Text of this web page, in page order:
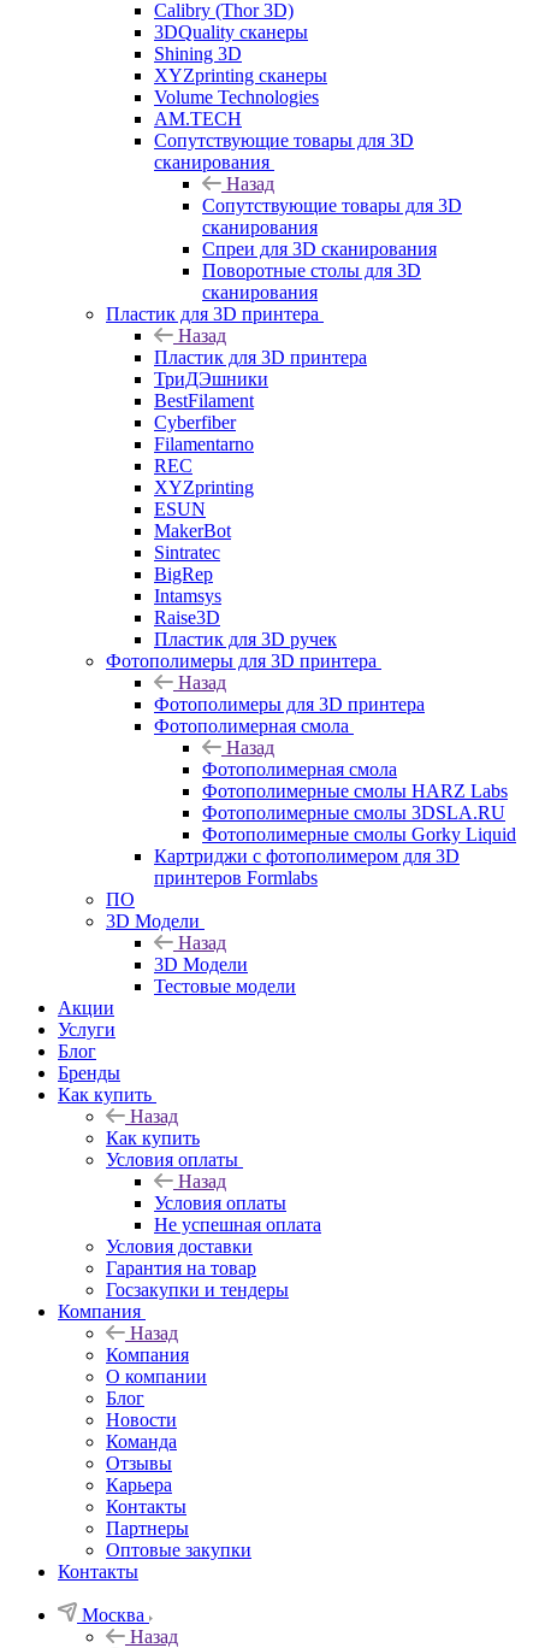
Calibry (Thor 3D)
3DQuality сканеры
Shining 3D
XYZprinting сканеры
Volume Technologies
AM.TECH
Сопутствующие товары для 3D
сканирования
Назад
Сопутствующие товары для 3D
сканирования
Спреи для 3D сканирования
Поворотные столы для 3D
сканирования
Пластик для 3D принтера
Назад
Пластик для 3D принтера
ТриДЭшники
BestFilament
Cyberfiber
Filamentarno
REC
XYZprinting
ESUN
MakerBot
Sintratec
BigRep
Intamsys
Raise3D
Пластик для 3D ручек
Фотополимеры для 3D принтера
Назад
Фотополимеры для 3D принтера
Фотополимерная смола
Назад
Фотополимерная смола
Фотополимерные смолы HARZ Labs
Фотополимерные смолы 3DSLA.RU
Фотополимерные смолы Gorky Liquid
Картриджи с фотополимером для 3D
принтеров Formlabs
ПО
3D Модели
Назад
3D Модели
Тестовые модели
Акции
Услуги
Блог
Бренды
Как купить
Назад
Как купить
Условия оплаты
Назад
Условия оплаты
Не успешная оплата
Условия доставки
Гарантия на товар
Госзакупки и тендеры
Компания
Назад
Компания
О компании
Блог
Новости
Команда
Отзывы
Карьера
Контакты
Партнеры
Оптовые закупки
Контакты
Москва
Назад